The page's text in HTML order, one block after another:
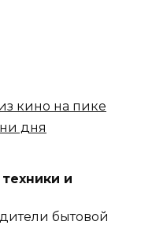
кино на пике
дня
и
бытовой